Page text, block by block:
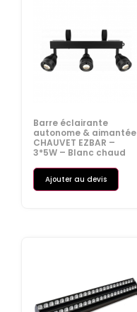
Barre éclairante
autonome & aimantée
CHAUVET EZBAR –
3*5W – Blanc chaud
Ajouter au devis